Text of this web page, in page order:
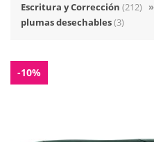
Escritura y Corrección (212) »
plumas desechables(3)
-10%